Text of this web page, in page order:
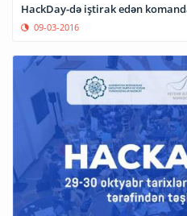
HackDay-də iştirak edən
09-03-2016